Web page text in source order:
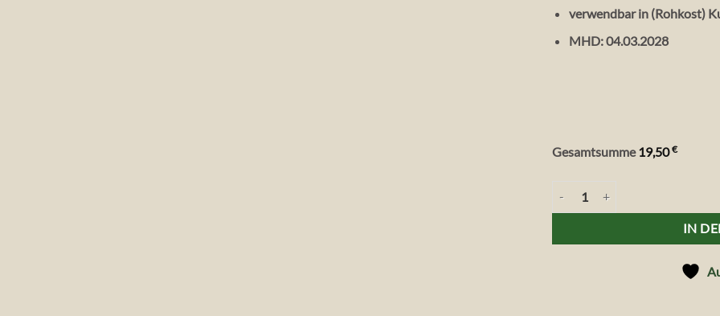
verwendbar in (Rohkost)
MHD:04.03.2028
Gesamtsumme 19,50€
Perl´Amande Bio Mandelmus, 500
IN